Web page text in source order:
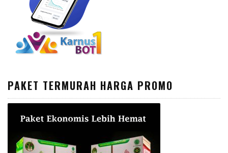
PAKET TERMURAH HARGA PROMO